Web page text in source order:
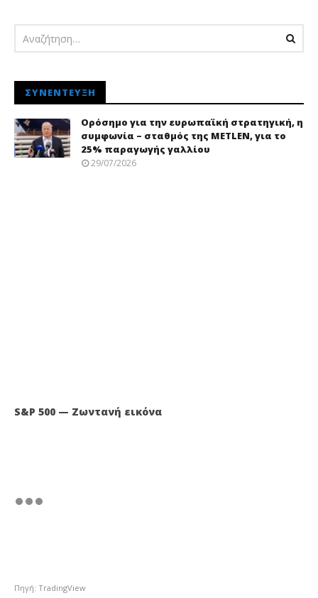
ΣΥΝΈΝΤΕΥΞΗ
Ορόσημο για την ευρωπαϊκή στρατηγική, η
συμφωνία – σταθμός της METLEN, για το
25% παραγωγής γαλλίου
29/07/2026
S&P 500 — Ζωντανή εικόνα
Πηγή: TradingView